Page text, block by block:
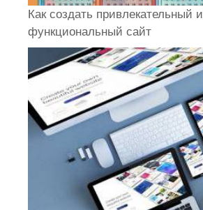
Как создать привлекательный и
функциональный сайт